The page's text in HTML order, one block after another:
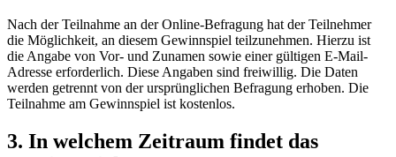
Nach der Teilnahme an der Online-Befragung hat der Teilnehmer
die Möglichkeit, an diesem Gewinnspiel teilzunehmen. Hierzu ist
die Angabe von Vor- und Zunamen sowie einer gültigen E-Mail-
Adresse erforderlich. Diese Angaben sind freiwillig. Die Daten
werden getrennt von der ursprünglichen Befragung erhoben. Die
Teilnahme am Gewinnspiel ist kostenlos.
3. In welchem Zeitraum findet das